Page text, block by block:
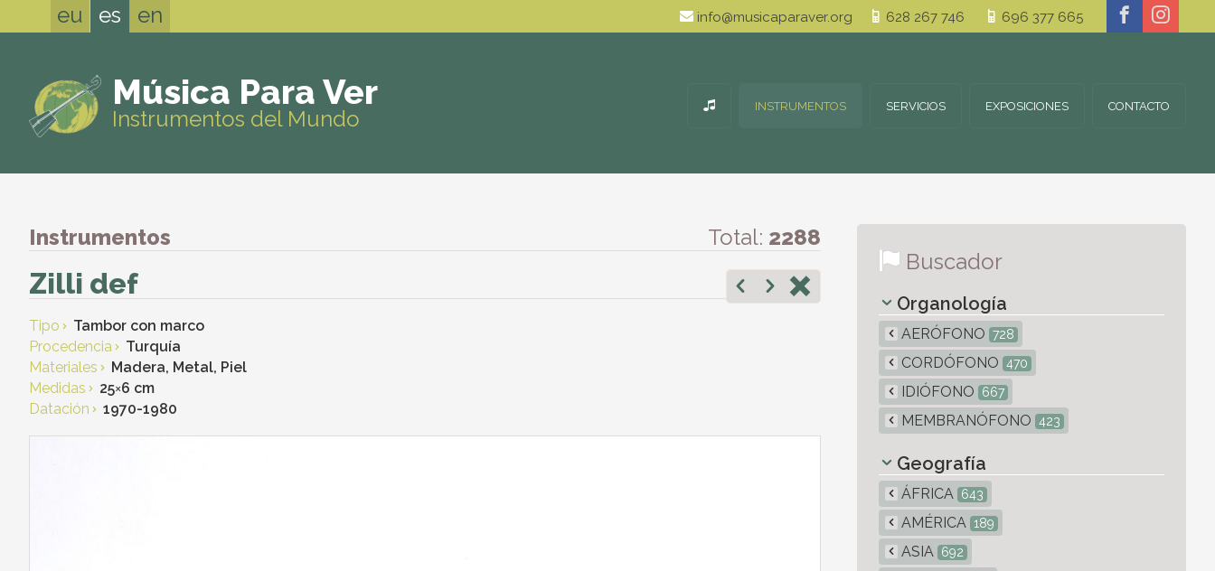
eu es en info@musicaparaver.org 628 267 746 696 377 665
Música Para Ver
Instrumentos del Mundo INSTRUMENTOS SERVICIOS EXPOSICIONES CONTACTO
Instrumentos Total: 2288
Zilli def
Tipo
Tambor con marco
Procedencia
Turquía
Materiales
Madera, Metal, Piel
Medidas
25×6 cm
Datación
1970-1980
Buscador
Organología
AERÓFONO 728
CORDÓFONO 470
IDIÓFONO 667
MEMBRANÓFONO 423
Geografía
ÁFRICA 643
AMÉRICA 189
ASIA 692